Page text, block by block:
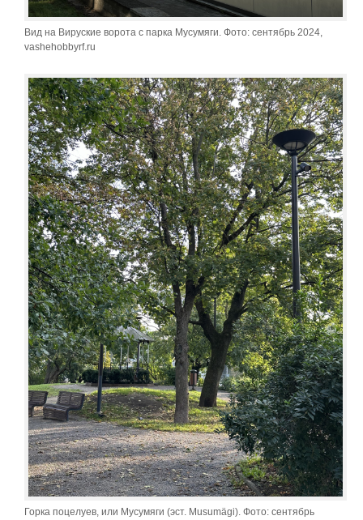
Вид на Вируские ворота с парка Мусумяги. Фото: сентябрь 2024,
vashehobbyrf.ru
Горка поцелуев, или Мусумяги (эст. Musumägi). Фото: сентябрь